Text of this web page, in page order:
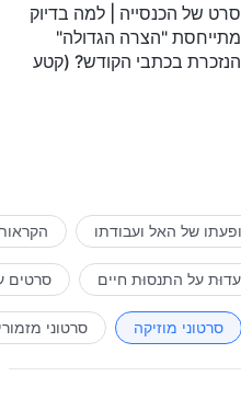
סרט של הכנסייה | למה בדיוק
מתייחסת "הצרה הגדולה"
הנזכרת בכתבי הקודש? (קטע
של האל ועבודתו
על התנסוּת חיים סרטים
סרטוני מוזיקה סרטוני